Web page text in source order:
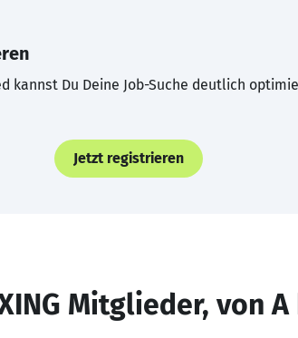
kannst Du Deine Job-Suche deutlich
Jetzt registrieren
Mitglieder, von A